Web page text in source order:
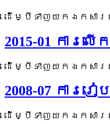
ដើម្បីទាញយកឯកសារសូ
2015-01 ក
ដើម្បីទាញយកឯកសារសូ
2008-07 កា
ដើម្បីទាញយកឯកសារសូ